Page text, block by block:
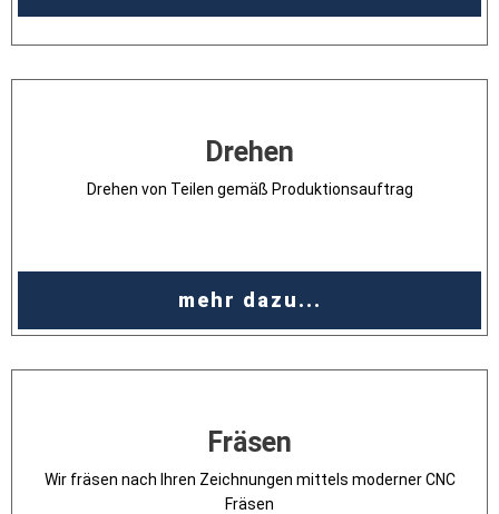
Drehen
Drehen von Teilen gemäß Produktionsauftrag
mehr dazu...
Fräsen
Wir fräsen nach Ihren Zeichnungen mittels moderner CNC
Fräsen